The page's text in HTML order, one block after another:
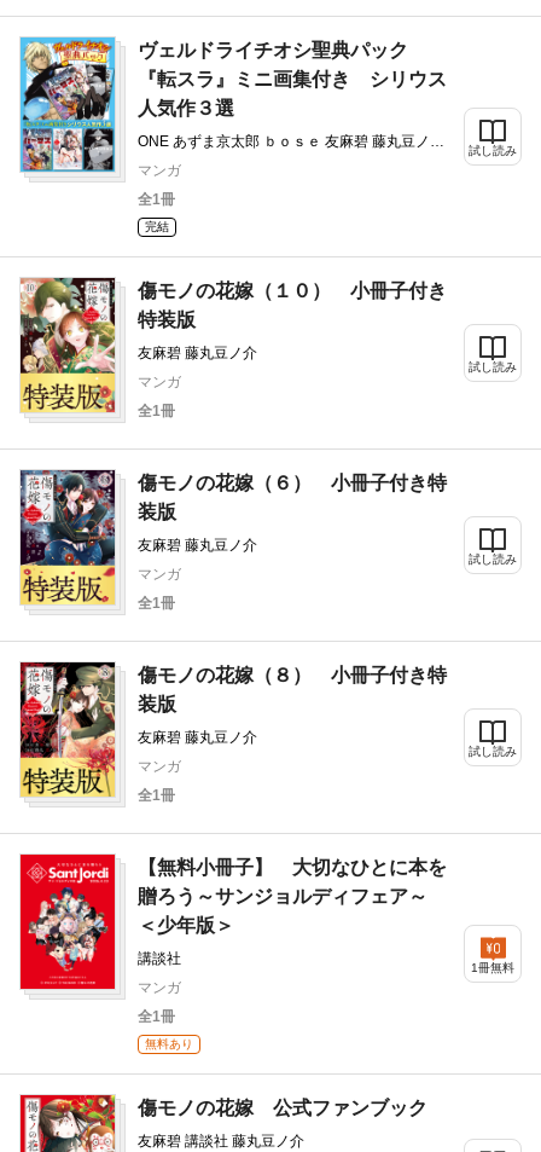
ヴェルドライチオシ聖典パック
『転スラ』ミニ画集付き シリウス
人気作３選
ONE あずま京太郎 ｂｏｓｅ 友麻碧 藤丸豆ノ介
弐瓶勉 川上泰樹 伏瀬 みっつばー
マンガ
全1冊
完結
試し読み
傷モノの花嫁（１０） 小冊子付き
特装版
友麻碧 藤丸豆ノ介
マンガ
全1冊
試し読み
傷モノの花嫁（６） 小冊子付き特
装版
友麻碧 藤丸豆ノ介
マンガ
全1冊
試し読み
傷モノの花嫁（８） 小冊子付き特
装版
友麻碧 藤丸豆ノ介
マンガ
全1冊
試し読み
【無料小冊子】 大切なひとに本を
贈ろう～サンジョルディフェア～
＜少年版＞
講談社
マンガ
全1冊
無料あり
1冊無料
傷モノの花嫁 公式ファンブック
友麻碧 講談社 藤丸豆ノ介